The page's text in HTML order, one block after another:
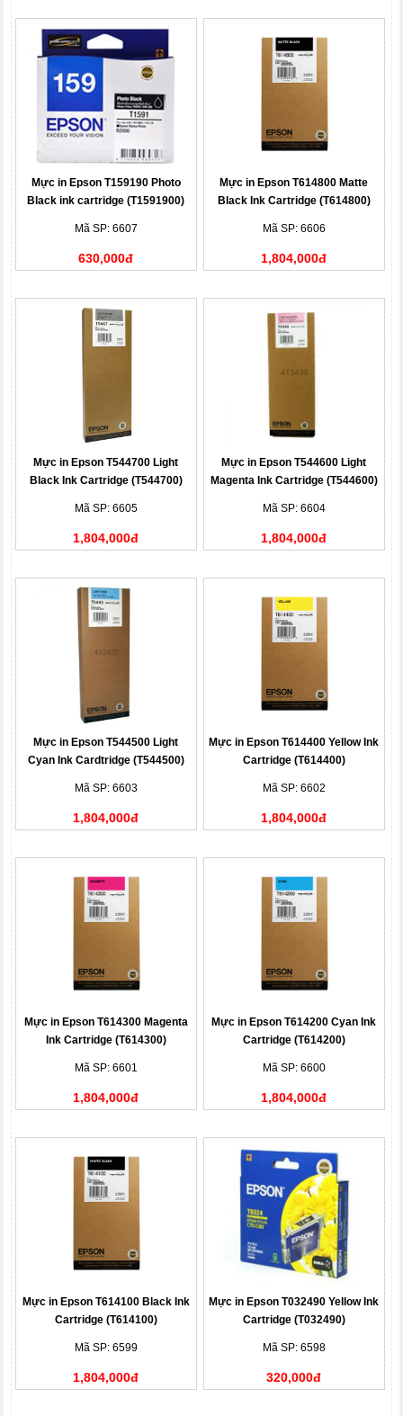
Mực in Epson T159190 Photo
Black ink cartridge (T1591900)
Mã SP: 6607
630,000đ
Mực in Epson T614800 Matte
Black Ink Cartridge (T614800)
Mã SP: 6606
1,804,000đ
Mực in Epson T544700 Light
Black Ink Cartridge (T544700)
Mã SP: 6605
1,804,000đ
Mực in Epson T544600 Light
Magenta Ink Cartridge (T544600)
Mã SP: 6604
1,804,000đ
Mực in Epson T544500 Light
Cyan Ink Cardtridge (T544500)
Mã SP: 6603
1,804,000đ
Mực in Epson T614400 Yellow Ink
Cartridge (T614400)
Mã SP: 6602
1,804,000đ
Mực in Epson T614300 Magenta
Ink Cartridge (T614300)
Mã SP: 6601
1,804,000đ
Mực in Epson T614200 Cyan Ink
Cartridge (T614200)
Mã SP: 6600
1,804,000đ
Mực in Epson T614100 Black Ink
Cartridge (T614100)
Mã SP: 6599
1,804,000đ
Mực in Epson T032490 Yellow Ink
Cartridge (T032490)
Mã SP: 6598
320,000đ